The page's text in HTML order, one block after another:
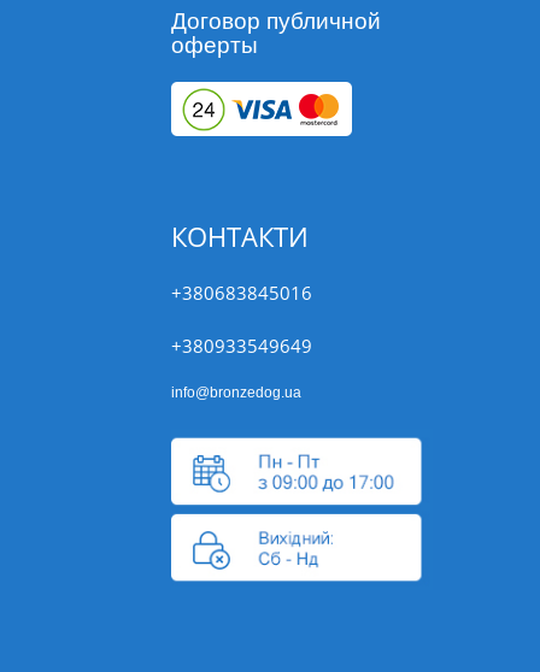
Договор публичной
оферты
КОНТАКТИ
+380683845016
+380933549649
info@bronzedog.ua